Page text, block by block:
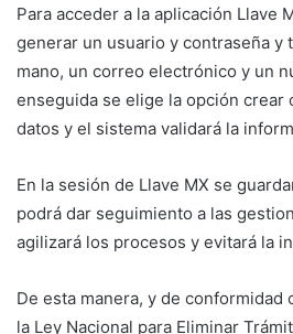
Para acceder a la aplicación Llave
generar un usuario y contraseña y
mano, un correo electrónico y un
enseguida se elige la opción crear
datos y el sistema validará la
En la sesión de Llave MX se
podrá dar seguimiento a las
agilizará los procesos y evitará la
De esta manera, y de conformidad
la Ley Nacional para Eliminar